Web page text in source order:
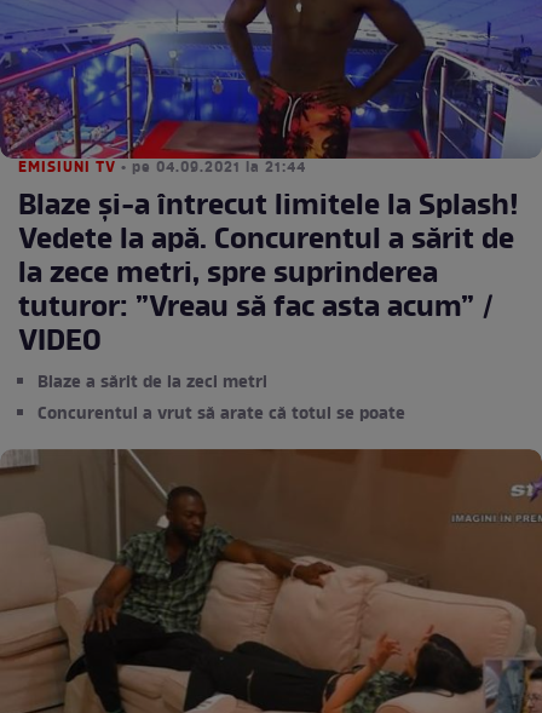
EMISIUNI TV • pe 04.09.2021 la 21:44
Blaze și-a întrecut limitele la Splash!
Vedete la apă. Concurentul a sărit de
la zece metri, spre suprinderea
tuturor: ”Vreau să fac asta acum” /
VIDEO
Blaze a sărit de la zeci metri
Concurentul a vrut să arate că totul se poate